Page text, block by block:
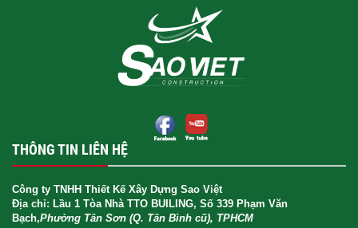
THÔNG TIN LIÊN HỆ
Công ty TNHH Thiết Kế Xây Dựng Sao Việt
Địa chỉ: Lầu 1 Tòa Nhà TTO BUILING, Số 339 Phạm Văn
Bạch,Phường Tân Sơn (Q. Tân Bình cũ), TPHCM